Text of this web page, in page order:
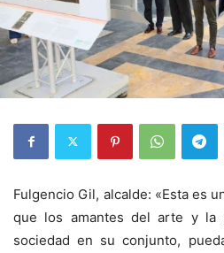
Fulgencio Gil, alcalde: «Esta es
que los amantes del arte y la
sociedad en su conjunto,